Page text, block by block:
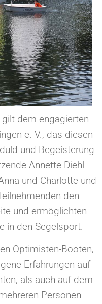
dem engagierten
e. V., das diesen
und Begeisterung
Annette Diehl
und Charlotte und
den
und ermöglichten
in den Segelsport.
Optimisten-Booten,
Erfahrungen auf
als auch auf dem
Personen